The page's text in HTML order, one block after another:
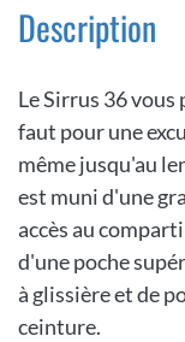
Description
Le Sirrus 36
faut pour une
même jusqu'au
est muni d'une
accès au
d'une poche
à glissière et de
ceinture.